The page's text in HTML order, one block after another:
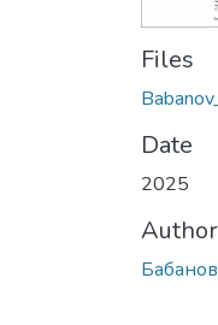
Files
Date
2025